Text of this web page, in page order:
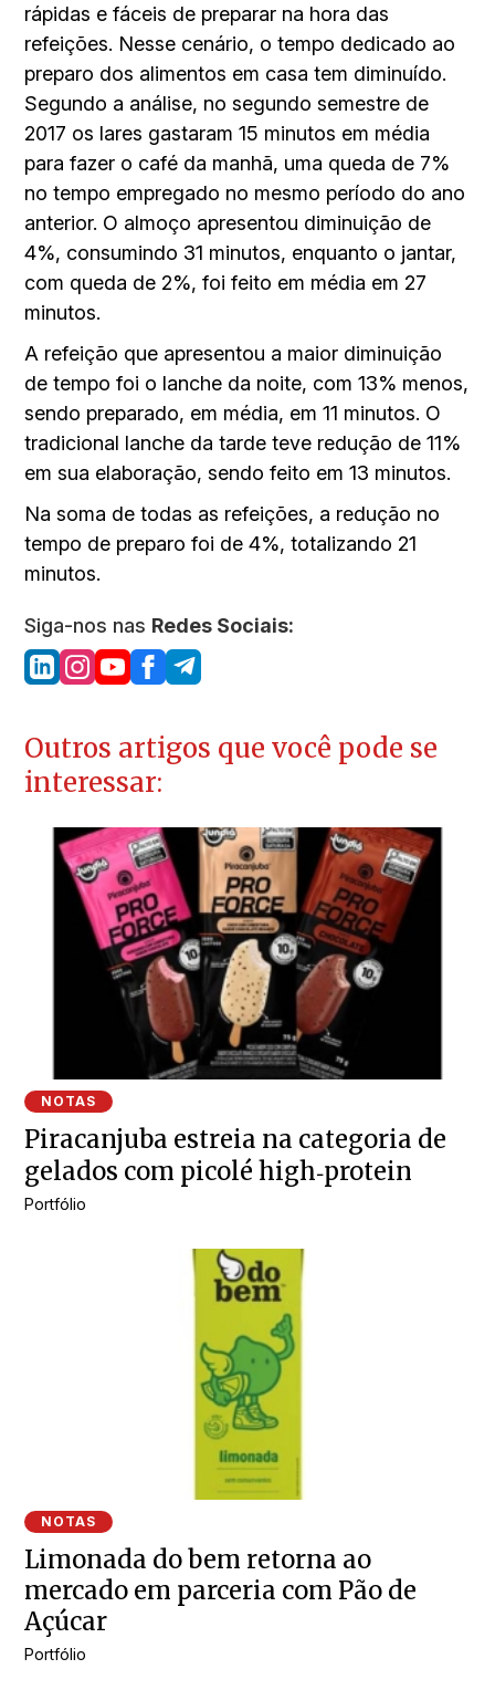
rápidas e fáceis de preparar na hora das
refeições. Nesse cenário, o tempo dedicado ao
preparo dos alimentos em casa tem diminuído.
Segundo a análise, no segundo semestre de
2017 os lares gastaram 15 minutos em média
para fazer o café da manhã, uma queda de 7%
no tempo empregado no mesmo período do ano
anterior. O almoço apresentou diminuição de
4%, consumindo 31 minutos, enquanto o jantar,
com queda de 2%, foi feito em média em 27
minutos.
A refeição que apresentou a maior diminuição
de tempo foi o lanche da noite, com 13% menos,
sendo preparado, em média, em 11 minutos. O
tradicional lanche da tarde teve redução de 11%
em sua elaboração, sendo feito em 13 minutos.
Na soma de todas as refeições, a redução no
tempo de preparo foi de 4%, totalizando 21
minutos.
Siga-nos nas Redes Sociais:
Outros artigos que você pode se
interessar:
NOTAS
Piracanjuba estreia na categoria de
gelados com picolé high‑protein
Portfólio
NOTAS
Limonada do bem retorna ao
mercado em parceria com Pão de
Açúcar
Portfólio